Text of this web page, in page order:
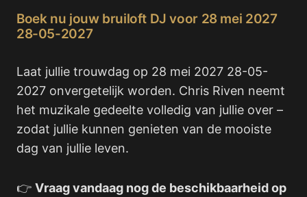
Boek nu jouw bruiloft DJ voor 28 mei 2027
28-05-2027
Laat jullie trouwdag op 28 mei 2027 28-05-
2027 onvergetelijk worden. Chris Riven neemt
het muzikale gedeelte volledig van jullie over –
zodat jullie kunnen genieten van de mooiste
dag van jullie leven.
👉 Vraag vandaag nog de beschikbaarheid op